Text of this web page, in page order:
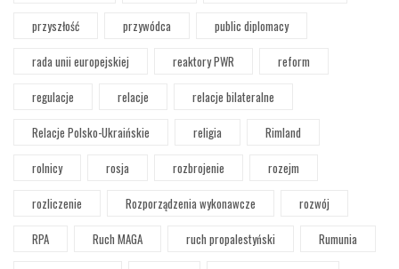
przyszłość
przywódca
public diplomacy
rada unii europejskiej
reaktory PWR
reform
regulacje
relacje
relacje bilateralne
Relacje Polsko-Ukraińskie
religia
Rimland
rolnicy
rosja rozbrojenie
rozejm
rozliczenie
Rozporządzenia wykonawcze
rozwój
RPA
Ruch MAGA ruch propalestyński
Rumunia